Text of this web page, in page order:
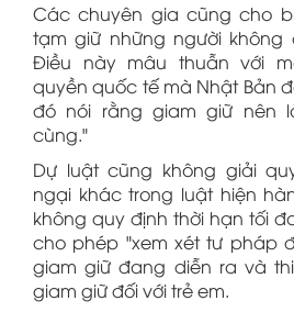
Các chuyên gia cũng cho
tạm giữ những người
Điều này mâu thuẫn với
quyền quốc tế mà Nhật Bản
đó nói rằng giam giữ nên
cùng."
Dự luật cũng không giải
ngại khác trong luật hiện
không quy định thời hạn tối
cho phép "xem xét tư pháp
giam giữ đang diễn ra và
giam giữ đối với trẻ em.